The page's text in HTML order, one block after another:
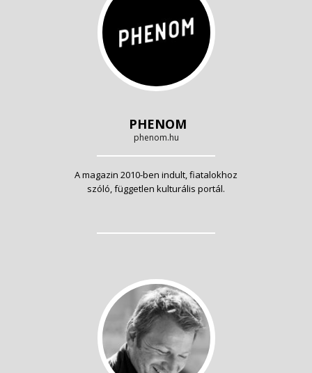
PHENOM
phenom.hu
A magazin 2010-ben indult, fiatalokhoz
szóló, független kulturális portál.